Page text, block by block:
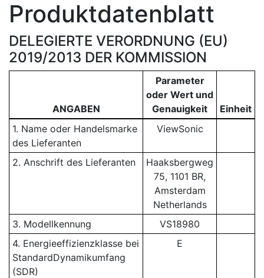
Produktdatenblatt
DELEGIERTE VERORDNUNG (EU)
2019/2013 DER KOMMISSION
ANGABEN
Parameter
oder Wert und
Genauigkeit
Einheit
1. Name oder Handelsmarke
des Lieferanten
ViewSonic
2. Anschrift des Lieferanten
Haaksbergweg
75, 1101 BR,
Amsterdam
Netherlands
3. Modellkennung
VS18980
4. Energieeffizienzklasse bei
StandardDynamikumfang
(SDR)
E